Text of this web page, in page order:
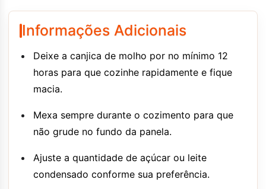
Informações Adicionais
Deixe a canjica de molho por no mínimo 12
horas para que cozinhe rapidamente e fique
macia.
Mexa sempre durante o cozimento para que
não grude no fundo da panela.
Ajuste a quantidade de açúcar ou leite
condensado conforme sua preferência.